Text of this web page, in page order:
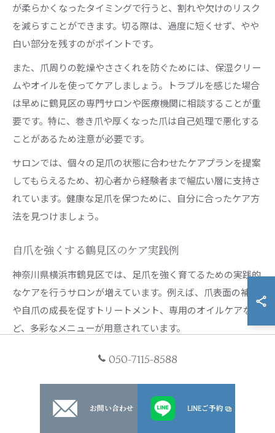
が柔らかくなったタイミングで行うと、割れや欠けのリスク
を減らすことができます。切る際は、過度に短くせず、やや
白い部分を残すのがポイントです。
また、爪周りの乾燥やささくれを防ぐためには、保湿クリー
ムやオイルを使ってケアしましょう。トラブルを感じた場合
は早めに鶴見区の専門サロンや医療機関に相談することが重
要です。特に、巻き爪や厚くなった爪は自己処理で悪化する
ことがあるため注意が必要です。
サロンでは、個々の足爪の状態に合わせたケアプランを提案
してもらえるため、初心者から経験者まで幅広い層に支持さ
れています。健康な足爪を保つために、自分に合ったケア方
法を見つけましょう。
自爪を強くする鶴見区のケア実践例
神奈川県横浜市鶴見区では、足爪を強く育てるための実践的
なケアを行うサロンが増えています。例えば、爪表面の補強
や自爪の成長を促すトリートメント、専用のオイルケアな
ど、多彩なメニューが用意されています。
実際に「以前は爪が割れやすく悩んでいたが、サロンで定期
利用者の声も多く、地域密着型のサロンならではのきめ細や
かな対応が好評です。プロによるアドバイスを参考に、日常
でも取り入れやすいセルフケア法を教えてもらえるのも魅力
050-7115-8588
お問い合わせ LINEご予約